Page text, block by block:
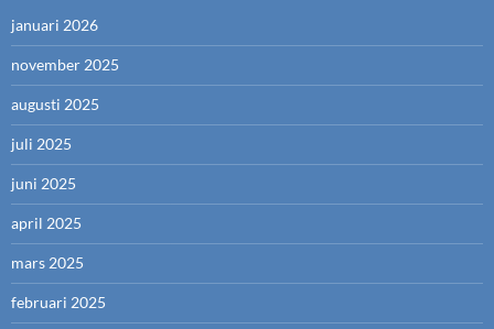
januari 2026
november 2025
augusti 2025
juli 2025
juni 2025
april 2025
mars 2025
februari 2025